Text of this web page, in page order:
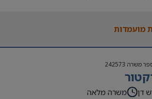
ניהול מספר משימות במקביל ותיעדוף משימות.
מועמדות
משרה 242573
דן
משרה מלאה